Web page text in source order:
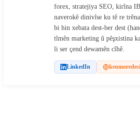
forex, stratejiya SEO, kirîna
naverokê dinivîse ku tê re
bi hin xebata dest-ber dest
tîmên marketing û pêşxistina
li ser çend dewamên cîhê.
LinkedIn